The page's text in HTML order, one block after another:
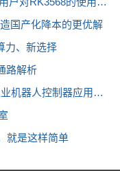
国产化降本的更优解
力、新选择
路解析
机器人控制器应用方
就是这样简单